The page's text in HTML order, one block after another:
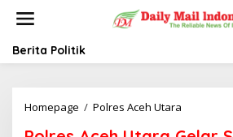
t
Berita Politik
Homepage / Polres Aceh Utara